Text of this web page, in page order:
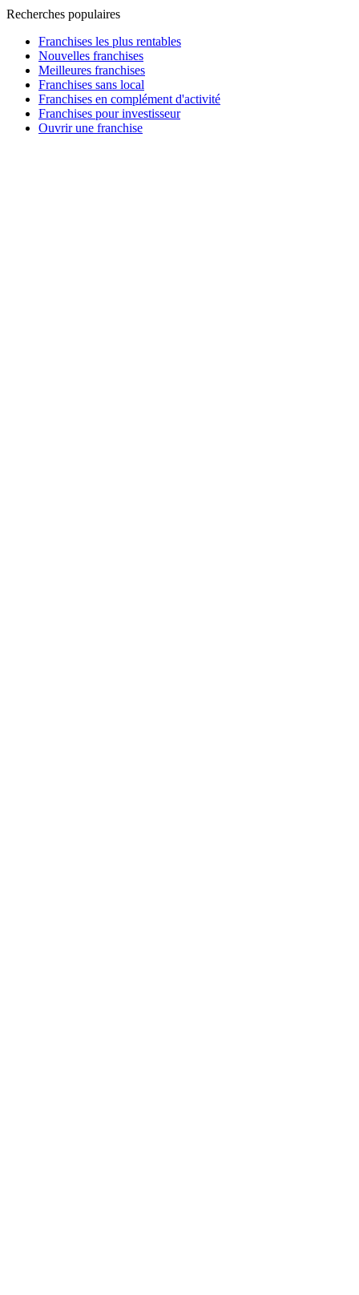
Recherches populaires
Franchises les plus rentables
Nouvelles franchises
Meilleures franchises
Franchises sans local
Franchises en complément d'activité
Franchises pour investisseur
Ouvrir une franchise